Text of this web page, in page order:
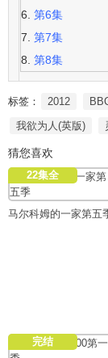
第6集
第7集
第8集
标签： 2012
我欲为人(英版)
猜您喜欢
22集全
马尔科姆的一家第五
完结